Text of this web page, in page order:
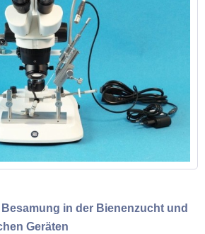
in der Bienenzucht und
Geräten